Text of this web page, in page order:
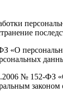
ФЗ «О
№ 152-ФЗ